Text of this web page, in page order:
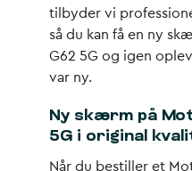
tilbyder vi
så du kan få en ny
G62 5G og igen
var ny.
Ny skærm på
5G i original
Når du bestiller et